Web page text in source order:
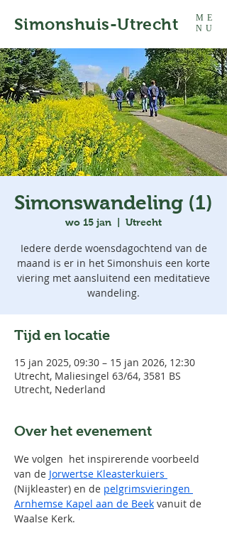
ME
NU
Simonshuis-Utrecht
Simonswandeling (1)
wo 15 jan Utrecht
Iedere derde woensdagochtend van de
maand is er in het Simonshuis een korte
viering met aansluitend een meditatieve
wandeling.
Tijd en locatie
15 jan 2025, 09:30 – 15 jan 2026, 12:30
Utrecht, Maliesingel 63/64, 3581 BS
Utrecht, Nederland
Over het evenement
We volgen  het inspirerende voorbeeld
van de Jorwertse Kleasterkuiers
(Nijkleaster) en de pelgrimsvieringen
Arnhemse Kapel aan de Beek vanuit de
Waalse Kerk.